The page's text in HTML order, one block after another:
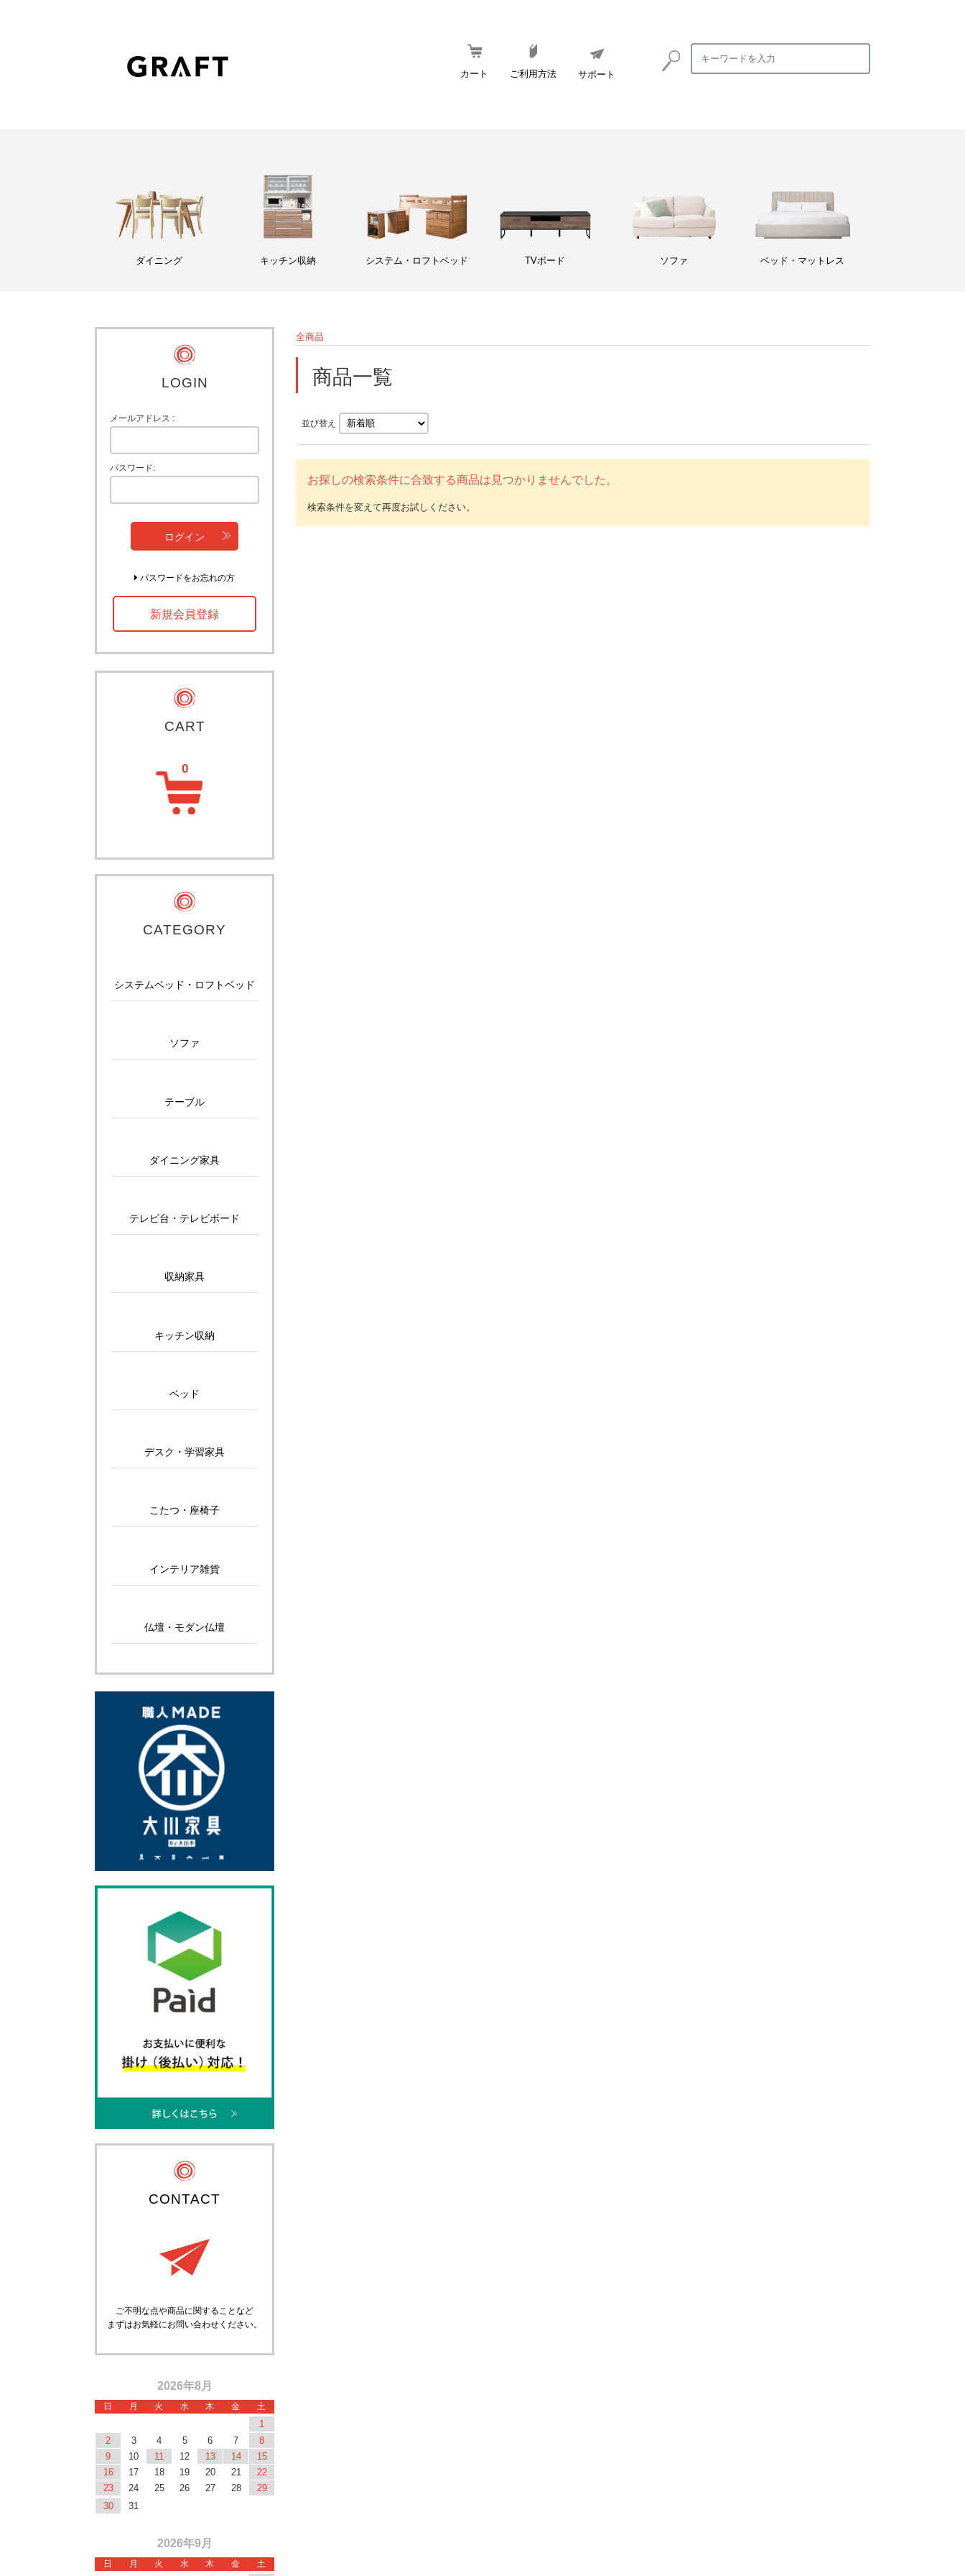
カート ご利用方法 サポート
ダイニング キッチン収納 システム・ロフトベッド TVボード ソファ ベッド・マットレス
全商品
商品一覧
並び替え
お探しの検索条件に合致する商品は見つかりませんでした。
LOGIN
メールアドレス
パスワード
ログイン
パスワードをお忘れの方
新規会員登録
CART
CATEGORY
システムベッド・ロフトベッド
ソファ
テーブル
ダイニング家具
テレビ台・テレビボード
収納家具
キッチン収納
ベッド
デスク・学習家具
こたつ・座椅子
インテリア雑貨
仏壇・モダン仏壇
CONTACT
ご不明な点や商品に関することなど
まずはお気軽にお問い合わせください。
2026年8月
日 月 火 水 木 金 土
1
2
3 4 5 6 7
8
9
10 11 12 13 14
15
16
17 18 19 20 21
22
23
24 25 26 27 28
29
30
31
2026年9月
日 月 火 水 木 金 土